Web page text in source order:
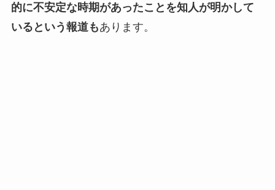
的に不安定な時期があったことを知人が明かして
いるという報道もあります。